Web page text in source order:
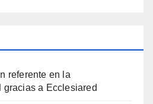
referente en la
a Ecclesiared